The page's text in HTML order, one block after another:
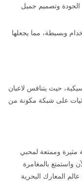
الجودة وتصميم جميل
وبسيطة، مما يجعلها
حيث يتنافس لاعبان
على شبكة مكونة من
مثيرة وممتعة لمحبي
واستمتع بالمغامرة
المعارك البحرية